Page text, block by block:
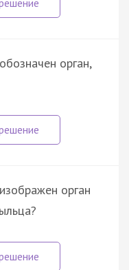
орган,
орган